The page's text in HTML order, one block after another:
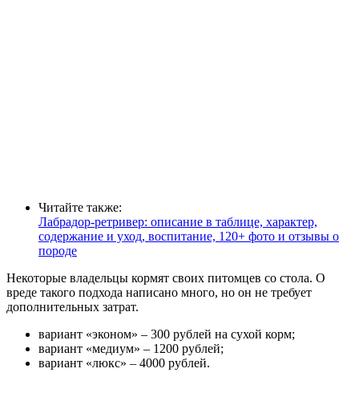
Читайте также:
Лабрадор-ретривер: описание в таблице, характер,
содержание и уход, воспитание, 120+ фото и отзывы о
породе
Некоторые владельцы кормят своих питомцев со стола. О
вреде такого подхода написано много, но он не требует
дополнительных затрат.
вариант «эконом» – 300 рублей на сухой корм;
вариант «медиум» – 1200 рублей;
вариант «люкс» – 4000 рублей.